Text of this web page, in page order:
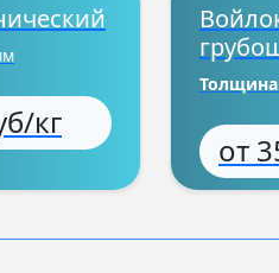
кг
от